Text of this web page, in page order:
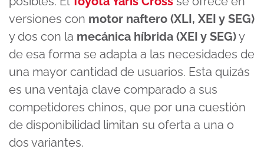
versiones con motor naftero (XLI, XEI y SEG)
y dos con la mecánica híbrida (XEI y SEG)y
de esa forma se adapta a las necesidades de
una mayor cantidad de usuarios. Esta quizás
es una ventaja clave comparado a sus
competidores chinos, que por una cuestión
de disponibilidad limitan su oferta a una o
dos variantes.